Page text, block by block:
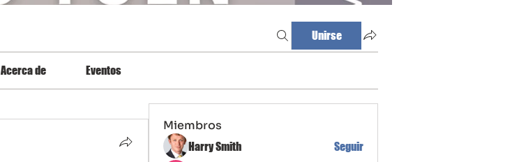
Unirse
Acerca de Eventos
Miembros
Harry Smith
Seguir